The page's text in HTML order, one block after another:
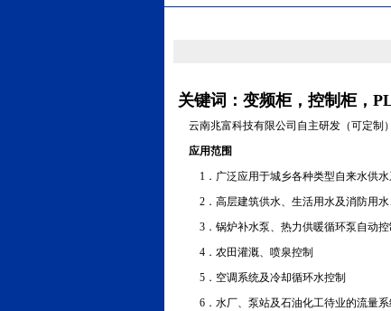
关键词：变频柜，控制柜，
云南兆富科技有限公司自主研发（可定制
应用范围
1．广泛应用于城乡各种类型自来水供
2．高层建筑供水、生活用水及消防用水
3．锅炉补水泵、热力供暖循环泵自动控
4．农田灌溉、喷泉控制
5．空调系统及冷却循环水控制
6．水厂、泵站及石油化工待业的流量系